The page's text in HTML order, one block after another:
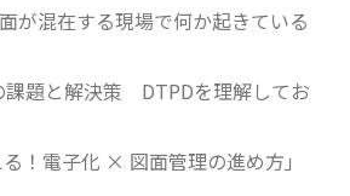
が混在する現場で何か起きている
課題と解決策 DTPDを理解してお
る！電子化 × 図面管理の進め方」